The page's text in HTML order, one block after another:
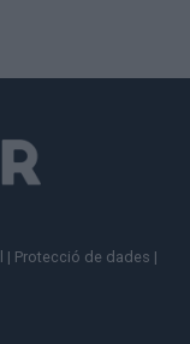
| Protecció de dades |